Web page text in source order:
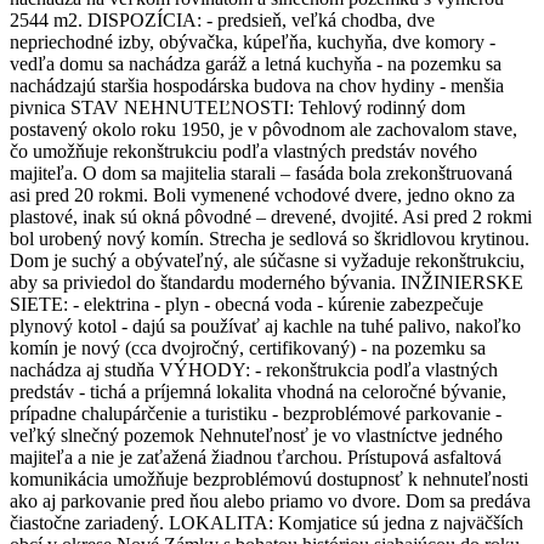
2544 m2. DISPOZÍCIA: - predsieň, veľká chodba, dve
nepriechodné izby, obývačka, kúpeľňa, kuchyňa, dve komory -
vedľa domu sa nachádza garáž a letná kuchyňa - na pozemku sa
nachádzajú staršia hospodárska budova na chov hydiny - menšia
pivnica STAV NEHNUTEĽNOSTI: Tehlový rodinný dom
postavený okolo roku 1950, je v pôvodnom ale zachovalom stave,
čo umožňuje rekonštrukciu podľa vlastných predstáv nového
majiteľa. O dom sa majitelia starali – fasáda bola zrekonštruovaná
asi pred 20 rokmi. Boli vymenené vchodové dvere, jedno okno za
plastové, inak sú okná pôvodné – drevené, dvojité. Asi pred 2 rokmi
bol urobený nový komín. Strecha je sedlová so škridlovou krytinou.
Dom je suchý a obývateľný, ale súčasne si vyžaduje rekonštrukciu,
aby sa priviedol do štandardu moderného bývania. INŽINIERSKE
SIETE: - elektrina - plyn - obecná voda - kúrenie zabezpečuje
plynový kotol - dajú sa používať aj kachle na tuhé palivo, nakoľko
komín je nový (cca dvojročný, certifikovaný) - na pozemku sa
nachádza aj studňa VÝHODY: - rekonštrukcia podľa vlastných
predstáv - tichá a príjemná lokalita vhodná na celoročné bývanie,
prípadne chalupárčenie a turistiku - bezproblémové parkovanie -
veľký slnečný pozemok Nehnuteľnosť je vo vlastníctve jedného
majiteľa a nie je zaťažená žiadnou ťarchou. Prístupová asfaltová
komunikácia umožňuje bezproblémovú dostupnosť k nehnuteľnosti
ako aj parkovanie pred ňou alebo priamo vo dvore. Dom sa predáva
čiastočne zariadený. LOKALITA: Komjatice sú jedna z najväčších